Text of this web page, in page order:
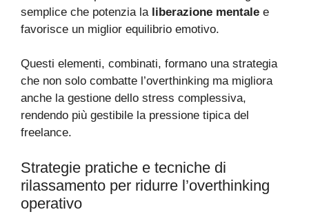
semplice che potenzia la liberazione mentale e
favorisce un miglior equilibrio emotivo.
Questi elementi, combinati, formano una strategia
che non solo combatte l’overthinking ma migliora
anche la gestione dello stress complessiva,
rendendo più gestibile la pressione tipica del
freelance.
Strategie pratiche e tecniche di
rilassamento per ridurre l’overthinking
operativo